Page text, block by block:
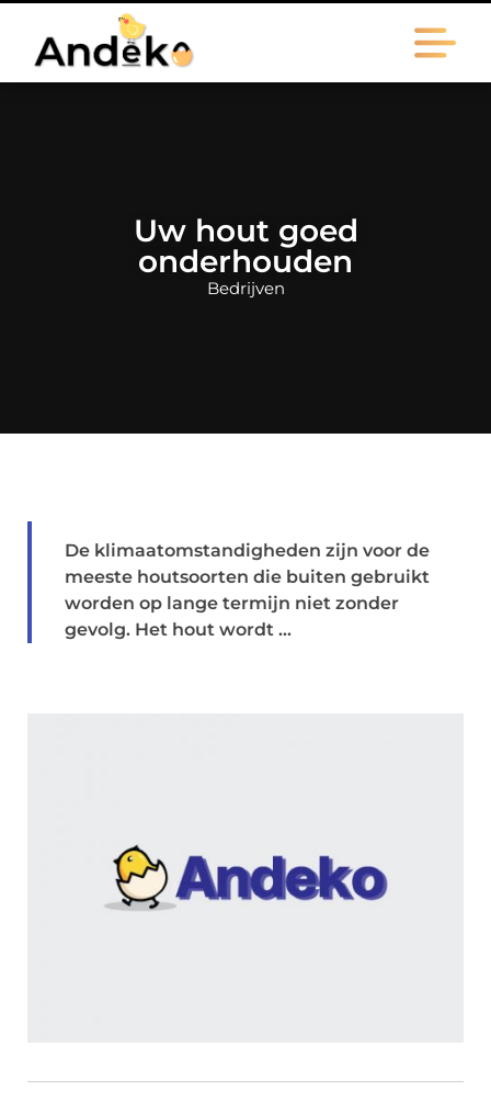
Uw hout goed
onderhouden
Bedrijven
De klimaatomstandigheden zijn voor de
meeste houtsoorten die buiten gebruikt
worden op lange termijn niet zonder
gevolg. Het hout wordt ...